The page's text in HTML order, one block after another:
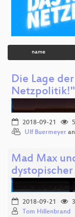
name
Die Lage
Netzpolitik!"
2018-09-21
Ulf Buermeyer
Mad Max
2018-09-21
Tom Hillenbrand